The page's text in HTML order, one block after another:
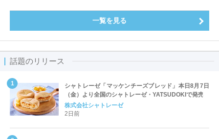
一覧を見る
話題のリリース
シャトレーゼ「マッケンチーズブレッド」本日8月7日
（金）より全国のシャトレーゼ・YATSUDOKIで発売
株式会社シャトレーゼ
2日前